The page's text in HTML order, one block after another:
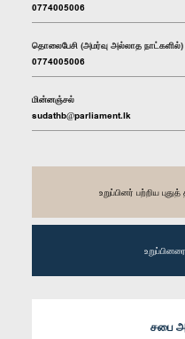
0774005006
தொலைபேசி (அமர்வு அல்லாத நாட்களில்)
0774005006
மின்னஞ்சல்
sudathb@parliament.lk
உறுப்பினர் பற்றிய
சபை